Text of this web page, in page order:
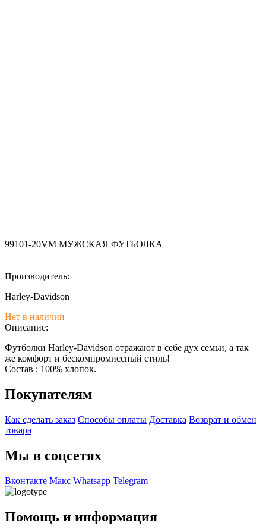
99101-20VM МУЖСКАЯ ФУТБОЛКА
Производитель:
Harley-Davidson
Нет в наличии
Описание:
Футболки Harley-Davidson отражают в себе дух семьи, а так
же комфорт и бескомпромиссный стиль!
Состав : 100% хлопок.
Покупателям
Как сделать заказ Способы оплаты Доставка Возврат и обмен
товара
Мы в соцсетях
Вконтакте Макс Whatsapp Telegram
Помощь и информация